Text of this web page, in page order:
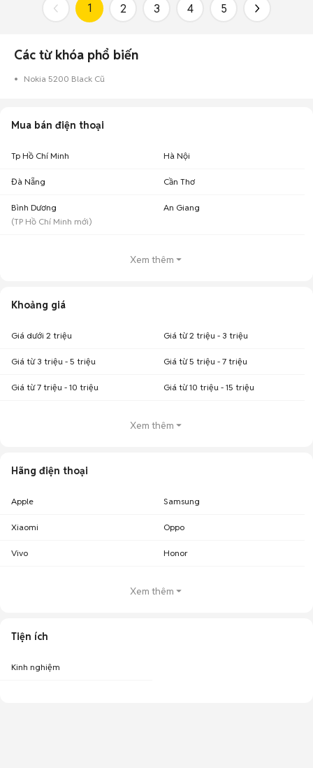
1 2 3 4 5
Các từ khóa phổ biến
Nokia 5200 Black Cũ
Mua bán điện thoại
Tp Hồ Chí Minh Hà Nội
Đà Nẵng Cần Thơ
Bình Dương
(TP Hồ Chí Minh mới)
An Giang
Xem thêm
Khoảng giá
Giá dưới 2 triệu Giá từ 2 triệu - 3 triệu
Giá từ 3 triệu - 5 triệu Giá từ 5 triệu - 7 triệu
Giá từ 7 triệu - 10 triệu Giá từ 10 triệu - 15 triệu
Xem thêm
Hãng điện thoại
Apple Samsung
Xiaomi Oppo
Vivo Honor
Xem thêm
Tiện ích
Kinh nghiệm